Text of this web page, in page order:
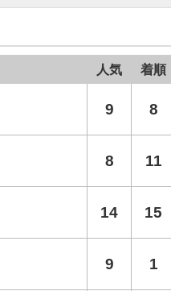
人気 着順
9 8
8 11
14 15
9 1